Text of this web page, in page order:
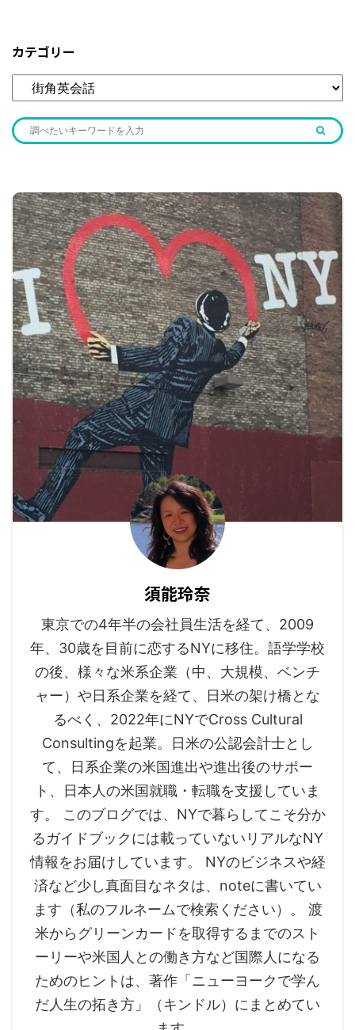
カテゴリー
須能玲奈
東京での4年半の会社員生活を経て、2009
年、30歳を目前に恋するNYに移住。語学学校
の後、様々な米系企業（中、大規模、ベンチ
ャー）や日系企業を経て、日米の架け橋とな
るべく、2022年にNYでCross Cultural
Consultingを起業。日米の公認会計士とし
て、日系企業の米国進出や進出後のサポー
ト、日本人の米国就職・転職を支援していま
す。 このブログでは、NYで暮らしてこそ分か
るガイドブックには載っていないリアルなNY
情報をお届けしています。 NYのビジネスや経
済など少し真面目なネタは、noteに書いてい
ます（私のフルネームで検索ください）。 渡
米からグリーンカードを取得するまでのスト
ーリーや米国人との働き方など国際人になる
ためのヒントは、著作「ニューヨークで学ん
だ人生の拓き方」（キンドル）にまとめてい